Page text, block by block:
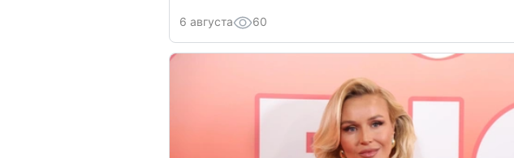
6 августа 60